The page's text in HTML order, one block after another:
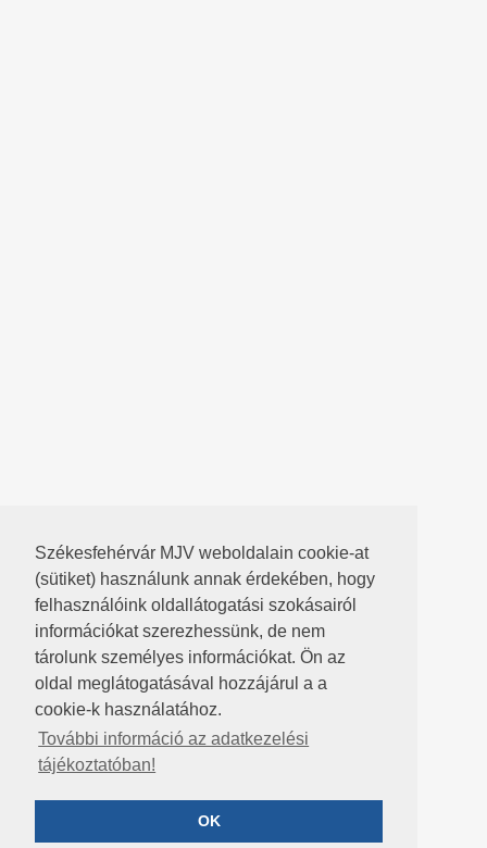
Székesfehérvár MJV weboldalain cookie-at
(sütiket) használunk annak érdekében, hogy
felhasználóink oldallátogatási szokásairól
információkat szerezhessünk, de nem
tárolunk személyes információkat. Ön az
oldal meglátogatásával hozzájárul a a
cookie-k használatához.
További információ az adatkezelési
tájékoztatóban!
OK